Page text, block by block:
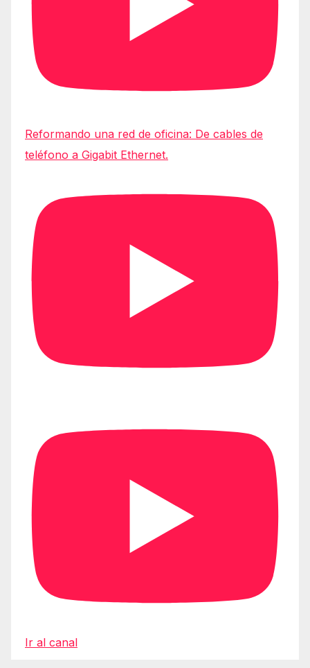
Reformando una red de oficina: De cables de
teléfono a Gigabit Ethernet.
Ir al canal